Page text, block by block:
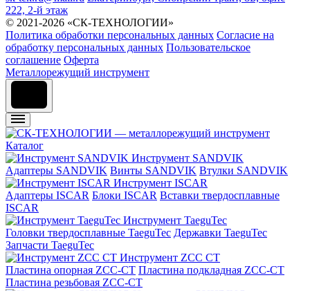
222, 2-й этаж
© 2021-2026 «СК-ТЕХНОЛОГИИ»
Политика обработки персональных данных Согласие на
обработку персональных данных Пользовательское
соглашение Оферта
Металлорежущий инструмент
Каталог
Инструмент SANDVIK
Адаптеры SANDVIK Винты SANDVIK Втулки SANDVIK
Инструмент ISCAR
Адаптеры ISCAR Блоки ISCAR Вставки твердосплавные
ISCAR
Инструмент TaeguTec
Головки твердосплавные TaeguTec Державки TaeguTec
Запчасти TaeguTec
Инструмент ZCС CT
Пластина опорная ZCC-CT Пластина подкладная ZCC-CT
Пластина резьбовая ZCC-CT